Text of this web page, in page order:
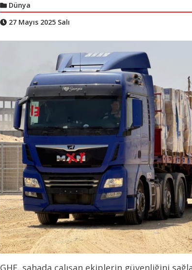
Dünya
27 Mayıs 2025 Salı
GHF, sahada çalışan ekiplerin güvenliğini